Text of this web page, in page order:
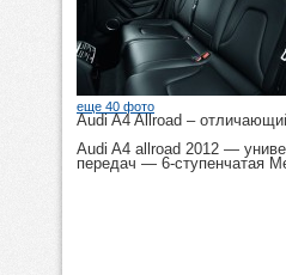
еще 40 фото
Audi A4 Allroad –
Audi A4 allroad 2012 —
передач — 6-ступенчатая